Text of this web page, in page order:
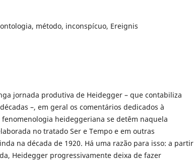
ontologia, método, inconspícuo, Ereignis
jornada produtiva de Heidegger – que contabiliza
–, em geral os comentários dedicados à
fenomenologia heideggeriana se detêm naquela
no tratado Ser e Tempo e em outras
na década de 1920. Há uma razão para isso: a partir
Heidegger progressivamente deixa de fazer